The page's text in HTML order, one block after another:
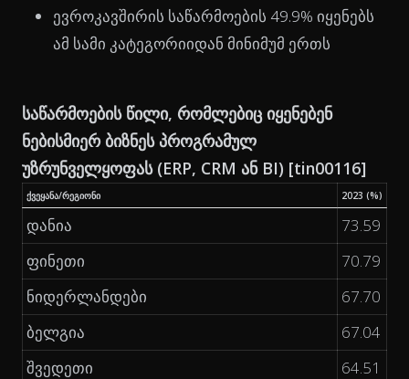
ევროკავშირის საწარმოების 49.9% იყენებს
ამ სამი კატეგორიიდან მინიმუმ ერთს
საწარმოების წილი, რომლებიც იყენებენ
ნებისმიერ ბიზნეს პროგრამულ
უზრუნველყოფას (ERP, CRM ან BI) [tin00116]
ქვეყანა/რეგიონი 2023 (%)
დანია
73.59
ფინეთი
70.79
ნიდერლანდები
67.70
ბელგია
67.04
შვედეთი
64.51